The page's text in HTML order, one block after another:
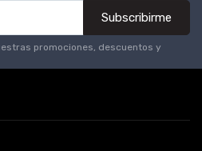
Subscribirme
promociones, descuentos y